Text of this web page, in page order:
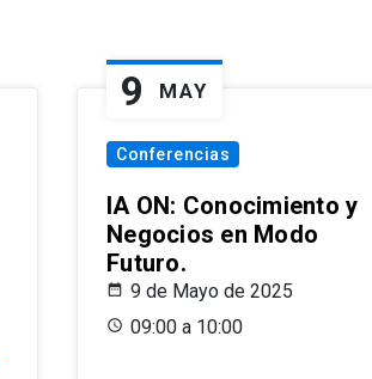
9 MAY
Conferencias
IA ON: Conocimiento y
Negocios en Modo
Futuro.
9 de Mayo de 2025
09:00 a 10:00